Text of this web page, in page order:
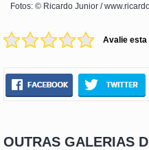
Fotos: © Ricardo Junior /
Avalie esta
OUTRAS GALERIAS